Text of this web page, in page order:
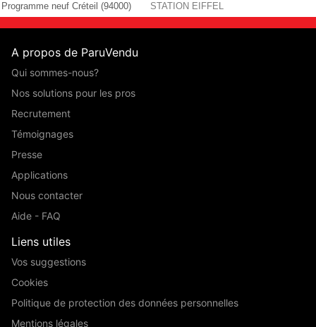
Programme neuf Créteil (94000)
STATION EIFFEL
A propos de ParuVendu
Qui sommes-nous?
Nos solutions pour les pros
Recrutement
Témoignages
Presse
Applications
Nous contacter
Aide - FAQ
Liens utiles
Vos suggestions
Cookies
Politique de protection des données personnelles
Mentions légales